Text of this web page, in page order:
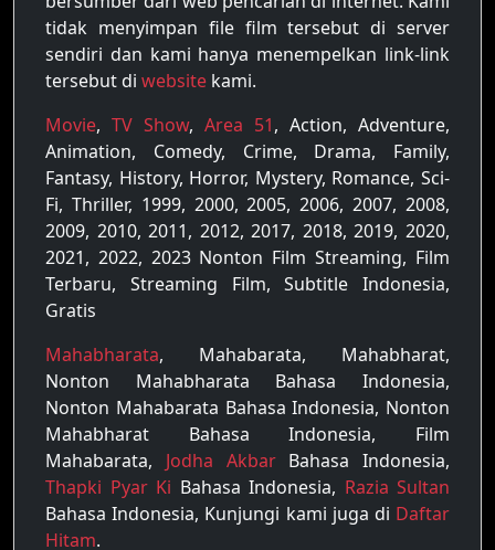
tidak menyimpan file film tersebut di server
sendiri dan kami hanya menempelkan link-link
tersebut di website kami.
Movie, TV Show, Area 51, Action, Adventure,
Animation, Comedy, Crime, Drama, Family,
Fantasy, History, Horror, Mystery, Romance, Sci-
Fi, Thriller, 1999, 2000, 2005, 2006, 2007, 2008,
2009, 2010, 2011, 2012, 2017, 2018, 2019, 2020,
2021, 2022, 2023 Nonton Film Streaming, Film
Terbaru, Streaming Film, Subtitle Indonesia,
Gratis
Mahabharata, Mahabarata, Mahabharat,
Nonton Mahabharata Bahasa Indonesia,
Nonton Mahabarata Bahasa Indonesia, Nonton
Mahabharat Bahasa Indonesia, Film
Mahabarata, Jodha AkbarBahasa Indonesia,
Thapki Pyar Ki Bahasa Indonesia, Razia Sultan
Bahasa Indonesia, Kunjungi kami juga di Daftar
Hitam.